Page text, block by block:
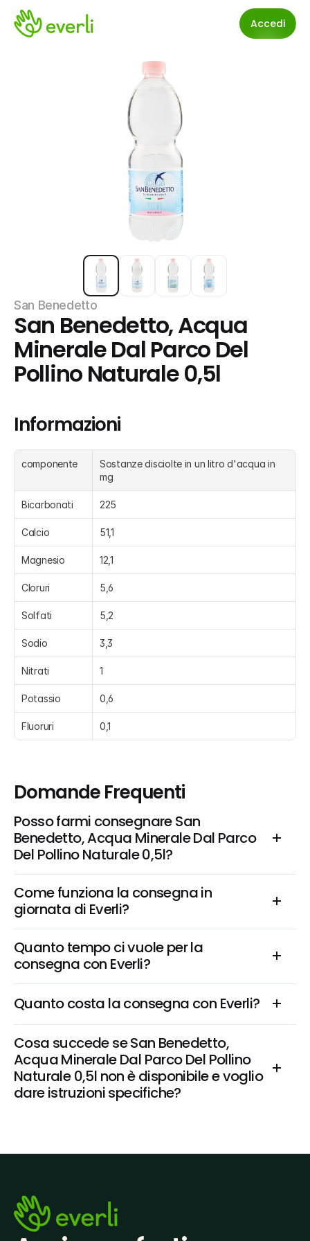
Accedi
San Benedetto
San Benedetto, Acqua
Minerale Dal Parco Del
Pollino Naturale 0,5l
Informazioni
componente
Sostanze disciolte in un litro d'acqua in
mg
Bicarbonati 225
Calcio 51,1
Magnesio 12,1
Cloruri 5,6
Solfati 5,2
Sodio 3,3
Nitrati 1
Potassio 0,6
Fluoruri 0,1
Domande Frequenti
Posso farmi consegnare San
Benedetto, Acqua Minerale Dal Parco
Del Pollino Naturale 0,5l?
Come funziona la consegna in
giornata di Everli?
Quanto tempo ci vuole per la
consegna con Everli?
Quanto costa la consegna con Everli?
Cosa succede se San Benedetto,
Acqua Minerale Dal Parco Del Pollino
Naturale 0,5l non è disponibile e voglio
dare istruzioni specifiche?